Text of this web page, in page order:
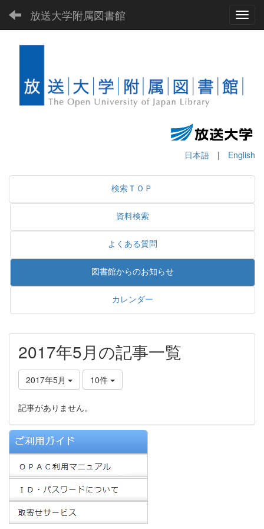
放送大学附属図書館
日本語 | English
検索ＴＯＰ
資料検索
よくある質問
図書館からのお知らせ
カレンダー
2017年5月の記事一覧
2017年5月 10件
記事がありません。